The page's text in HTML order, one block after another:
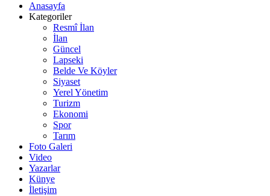
Anasayfa
Kategoriler
Resmî İlan
İlan
Güncel
Lapseki
Belde Ve Köyler
Siyaset
Yerel Yönetim
Turizm
Ekonomi
Spor
Tarım
Foto Galeri
Video
Yazarlar
Künye
İletişim